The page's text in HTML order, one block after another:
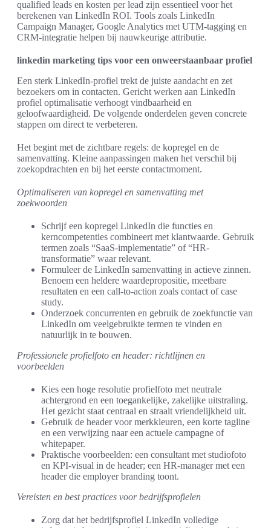
qualified leads en kosten per lead zijn essentieel voor het
berekenen van LinkedIn ROI. Tools zoals LinkedIn
Campaign Manager, Google Analytics met UTM-tagging en
CRM-integratie helpen bij nauwkeurige attributie.
linkedin marketing tips voor een onweerstaanbaar profiel
Een sterk LinkedIn-profiel trekt de juiste aandacht en zet
bezoekers om in contacten. Gericht werken aan LinkedIn
profiel optimalisatie verhoogt vindbaarheid en
geloofwaardigheid. De volgende onderdelen geven concrete
stappen om direct te verbeteren.
Het begint met de zichtbare regels: de kopregel en de
samenvatting. Kleine aanpassingen maken het verschil bij
zoekopdrachten en bij het eerste contactmoment.
Optimaliseren van kopregel en samenvatting met
zoekwoorden
Schrijf een kopregel LinkedIn die functies en
kerncompetenties combineert met klantwaarde. Gebruik
termen zoals “SaaS-implementatie” of “HR-
transformatie” waar relevant.
Formuleer de LinkedIn samenvatting in actieve zinnen.
Benoem een heldere waardepropositie, meetbare
resultaten en een call-to-action zoals contact of case
study.
Onderzoek concurrenten en gebruik de zoekfunctie van
LinkedIn om veelgebruikte termen te vinden en
natuurlijk in te bouwen.
Professionele profielfoto en header: richtlijnen en
voorbeelden
Kies een hoge resolutie profielfoto met neutrale
achtergrond en een toegankelijke, zakelijke uitstraling.
Het gezicht staat centraal en straalt vriendelijkheid uit.
Gebruik de header voor merkkleuren, een korte tagline
en een verwijzing naar een actuele campagne of
whitepaper.
Praktische voorbeelden: een consultant met studiofoto
en KPI-visual in de header; een HR-manager met een
header die employer branding toont.
Vereisten en best practices voor bedrijfsprofielen
Zorg dat het bedrijfsprofiel LinkedIn volledige